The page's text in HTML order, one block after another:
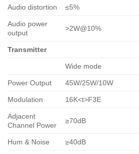
Audio distortion ≤5%
Audio power
output
>2W@10%
Transmitter
Wide mode
Power Output 45W/25W/10W
Modulation 16K<t>F3E
Adjacent
Channel Power
≥70dB
Hum & Noise ≥40dB